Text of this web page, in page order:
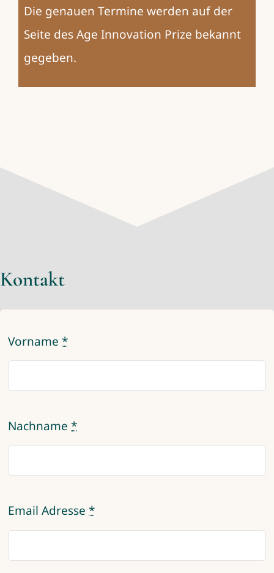
Die genauen Termine werden auf der
Seite desAge Innovation Prize bekannt
gegeben.
Kontakt
Vorname*
Nachname*
Email Adresse*